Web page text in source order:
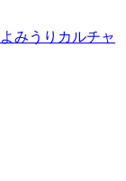
よみうりカルチャ